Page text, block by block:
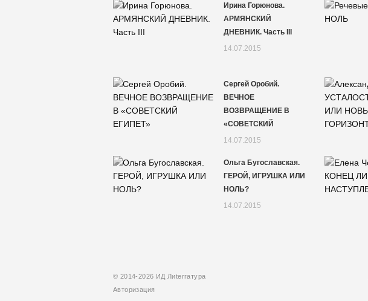
Ирина Горюнова.
АРМЯНСКИЙ
ДНЕВНИК. Часть III
14.07.2015
Сергей Оробий.
ВЕЧНОЕ
ВОЗВРАЩЕНИЕ В
«СОВЕТСКИЙ
14.07.2015
Ольга Бугославская.
ГЕРОЙ, ИГРУШКА ИЛИ
НОЛЬ?
14.07.2015
© 2014-2026 ИД Лиterraтура
Авторизация